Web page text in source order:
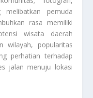
pemuda
rasa memiliki
wisata daerah
wilayah, popularitas
perhatian terhadap
jalan menuju lokasi